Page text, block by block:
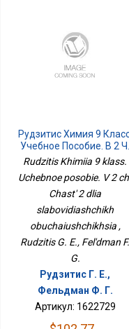
Рудзитис Химия 9
Учебное Пособие. В 2 Ч.
Часть 2 Для
Обучающихся
Rudzitis Khimiia 9 klass.
Uchebnoe posobie. V 2
Chast' 2 dlia
slabovidiashchikh
obuchaiushchikhsia ,
Rudzitis G. E., Fel'dman F.
G.
Рудзитис Г. Е.,
Фельдман Ф. Г.
Артикул: 1622729